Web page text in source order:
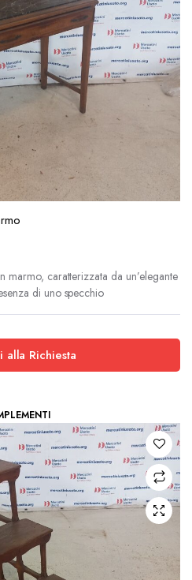
marmo, caratterizzata da un’elegante
di uno specchio
alla Richiesta